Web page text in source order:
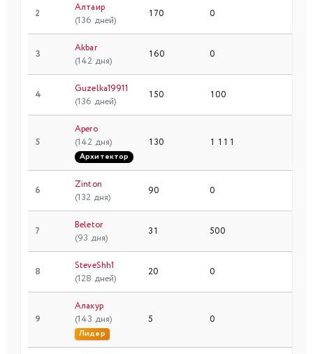
2
Алтаир
(136 дней)
170 0
3
Akbar
(142 дня)
160 0
4
Guzelka19911
(136 дней)
150 100
5
Apero
(142 дня)
Архитектор
130 1 111
6
Zinton
(132 дня)
90 0
7
Beletor
(93 дня)
31 500
8
SteveShh1
(128 дней)
20 0
9
Алакур
(143 дня)
Лидер
5 0